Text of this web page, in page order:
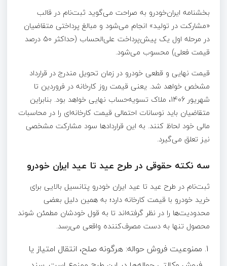
بخشنامه ایران‌خودرو به صراحت می‌گوید ثبت‌نام در قالب
«مشارکت در تولید» انجام می‌شود و مبالغ پرداختی متقاضیان
در مرحله اول یک پیش‌پرداخت علی‌الحساب (حداکثر 50 درصد
قیمت فعلی) محسوب می‌شود.
قیمت نهایی و قطعی خودرو در زمان تحویل مندرج در قرارداد
مشخص خواهد شد. یعنی قیمت روز کارخانه در فروردین تا
شهریور 1406، ملاک تسویه‌حساب نهایی خواهد بود. بنابراین
متقاضیان باید نوسانات احتمالی قیمت کارخانه‌ای را در محاسبات
مالی خود لحاظ کنند. به این قراردادها سود مشارکت مشخصی
نیز تعلق می‌گیرد.
سه نکته حقوقی در طرح عید تا عید ایران خودرو
ثبت‌نام در طرح عید تا عید ایران خودرو پتانسیل بالایی برای
خرید خودرو با قیمت کارخانه دارد؛ به همین دلیل بعضی
محدودیت‌ها را در نظر گرفته‌اند تا به قول خودشان مطمئن شوند
محصول تنها به دست مصرف‌کننده واقعی می‌رسد.
ممنوعیت فروش حواله: هرگونه صلح، انتقال امتیاز یا